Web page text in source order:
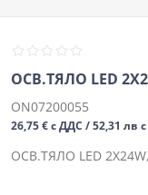
ОСВ.ТЯЛО LED
ON07200055
26,75 € с ДДС / 52,31 лв
ОСВ.ТЯЛО LED